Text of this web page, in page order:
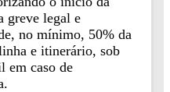
greve legal e
no mínimo, 50% da
e itinerário, sob
em caso de